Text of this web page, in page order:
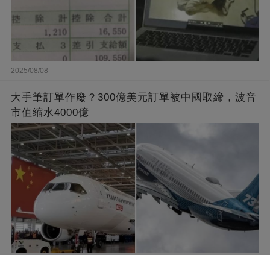
2025/08/08
大手筆訂單作廢？300億美元訂單被中國取締，波音
市值縮水4000億